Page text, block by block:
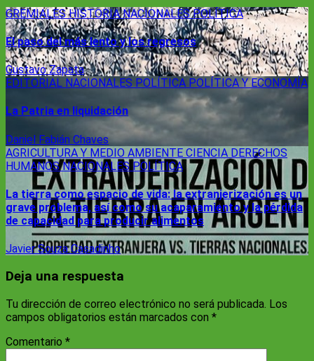
GREMIALESHISTORIANACIONALESPOLÍTICA
El paso del más lento y los regresos
Gustavo Zapata
EDITORIAL NACIONALES POLÍTICA POLÍTICA Y ECONOMÍA
La Patria en liquidación
Daniel Fabián Chaves
AGRICULTURA Y MEDIO AMBIENTE CIENCIA DERECHOS
HUMANOSNACIONALES POLÍTICA
La tierra como espacio de vida: la extranjerización es un
grave problema, así como su acaparamiento y la pérdida
de capacidad para producir alimentos
Javier Souza Casadinho
Deja una respuesta
Tu dirección de correo electrónico no será publicada. Los
campos obligatorios están marcados con *
Comentario *